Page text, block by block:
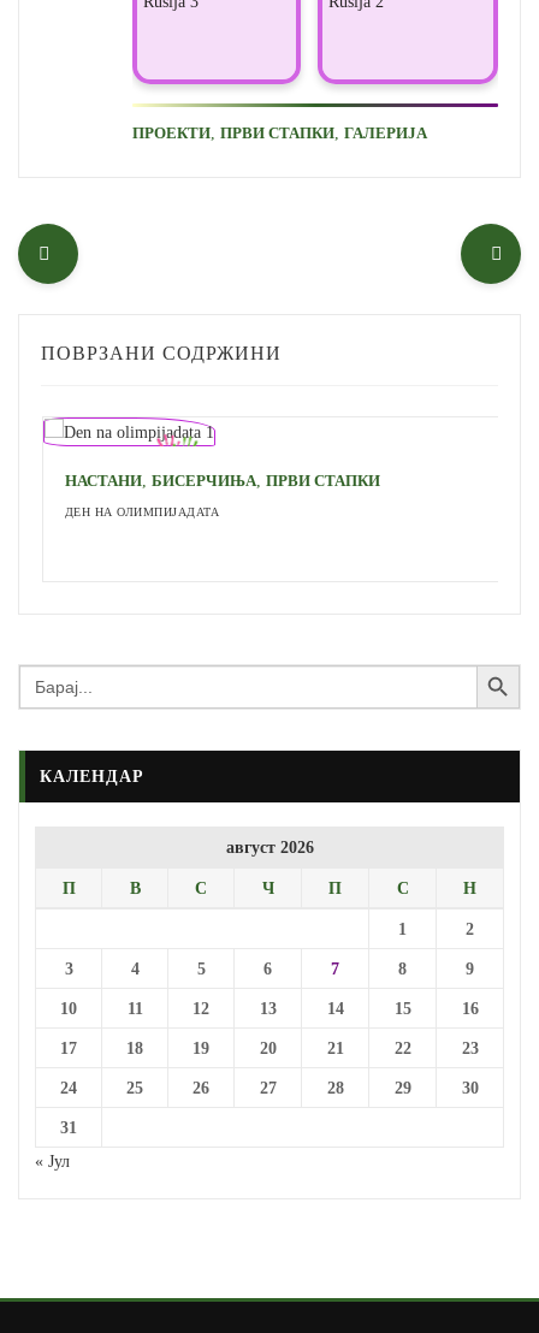
ПРОЕКТИ ,ПРВИ СТАПКИ ,ГАЛЕРИЈА
ПОВРЗАНИ СОДРЖИНИ
НАСТАНИ, БИСЕРЧИЊА, ПРВИ СТАПКИ
ДЕН НА ОЛИМПИЈАДАТА
Search
for:
Search Button
КАЛЕНДАР
август 2026
П В С Ч П С Н
1 2
3 4 5 6 7 8 9
10 11 12 13 14 15 16
17 18 19 20 21 22 23
24 25 26 27 28 29 30
31
« Јул